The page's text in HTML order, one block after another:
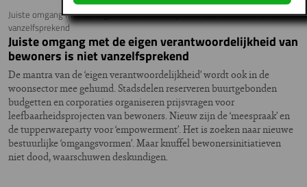
Juiste omgang met de ‘eigen verantwoordelijkheid’ van bewoners is niet
vanzelfsprekend
Juiste omgang met de eigen verantwoordelijkheid van
bewoners is niet vanzelfsprekend
De mantra van de ‘eigen verantwoordelijkheid’ wordt ook in de
woonsector mee gehumd. Stadsdelen reserveren buurtgebonden
budgetten en corporaties organiseren prijsvragen voor
leefbaarheidsprojecten van bewoners. Nieuw zijn de ‘meespraak’ en
de tupperwareparty voor ‘empowerment’. Het is zoeken naar nieuwe
bestuurlijke ‘omgangsvormen’. Maar knuffel bewonersinitiatieven
niet dood, waarschuwen deskundigen.